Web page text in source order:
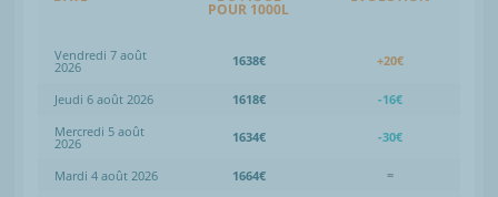
POUR 1000L
Vendredi 7 août
2026 1638€ +20€
Jeudi 6 août 2026 1618€
-16€
Mercredi 5 août
2026 1634€ -30€
Mardi 4 août 2026 1664€
=